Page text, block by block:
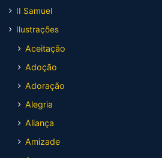
II Samuel
Ilustrações
Aceitação
Adoção
Adoração
Alegria
Aliança
Amizade